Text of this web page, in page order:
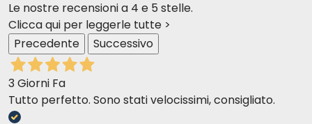
Le nostre recensioni a 4 e 5 stelle.
Clicca qui per leggerle tutte >
Precedente
Successivo
3 Giorni Fa
Tutto perfetto. Sono stati velocissimi, consigliato.